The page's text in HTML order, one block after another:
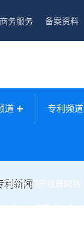
商务服务 备案资料
道 专利频道
利新闻
国家知识产权局网站